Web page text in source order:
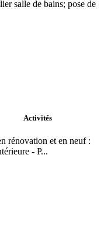
salle de bains; pose de
Activités
rénovation et en neuf :
- P...